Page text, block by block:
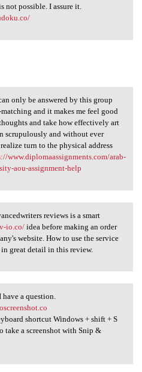
not possible.
not possible. I assure it.
can only be
only be answered by this group
and it makes me feel good
and take how effectively art
scrupulously and without ever
turn to the physical address
www.diplomaassignments.com/arab-
aou-assignment-help
reviews is a smart
io.co/idea before making an order
website. How to use the service
in great detail in this review.
have a question.
a question.
shortcut Windows + shift + S
take a screenshot with Snip &